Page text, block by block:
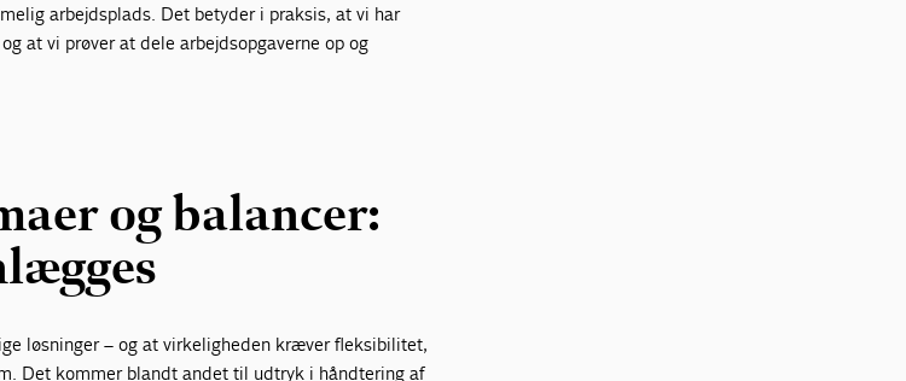
arbejdsplads. Det betyder i praksis, at vi har
at vi prøver at dele arbejdsopgaverne op og
og balancer:
løsninger – og at virkeligheden kræver fleksibilitet,
Det kommer blandt andet til udtryk i håndtering af